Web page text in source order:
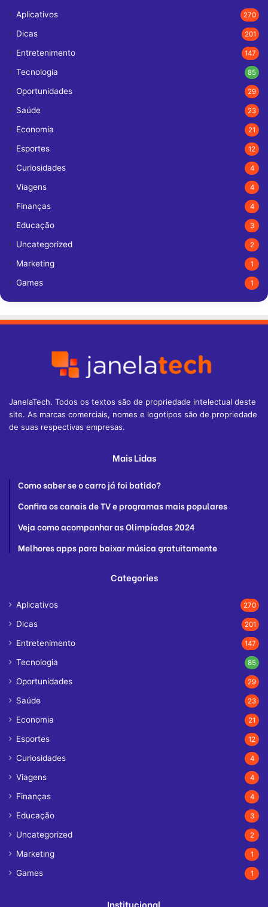
Aplicativos 270
Dicas 201
Entretenimento 147
Tecnologia 85
Oportunidades 29
Saúde 23
Economia 21
Esportes 12
Curiosidades 4
Viagens 4
Finanças 4
Educação 3
Uncategorized 2
Marketing 1
Games 1
JanelaTech. Todos os textos são de propriedade intelectual deste
site. As marcas comerciais, nomes e logotipos são de propriedade
de suas respectivas empresas.
Mais Lidas
Como saber se o carro já foi batido?
Confira os canais de TV e programas mais populares
Veja como acompanhar as Olimpíadas 2024
Melhores apps para baixar música gratuitamente
Categories
Aplicativos 270
Dicas 201
Entretenimento 147
Tecnologia 85
Oportunidades 29
Saúde 23
Economia 21
Esportes 12
Curiosidades 4
Viagens 4
Finanças 4
Educação 3
Uncategorized 2
Marketing 1
Games 1
Institucional